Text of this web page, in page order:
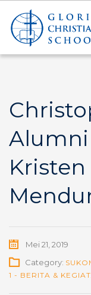
Alumni
Kristen
Mei 21, 2019
Category:
1 - BERITA &